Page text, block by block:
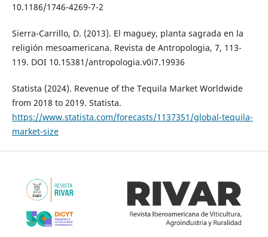
10.1186/1746-4269-7-2
Sierra-Carrillo, D. (2013). El maguey, planta sagrada en la
religión mesoamericana. Revista de Antropologia, 7, 113-
119. DOI 10.15381/antropologia.v0i7.19936
Statista (2024). Revenue of the Tequila Market Worldwide
from 2018 to 2019. Statista.
https://www.statista.com/forecasts/1137351/global-tequila-
market-size